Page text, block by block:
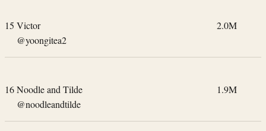
15 Victor
@yoongitea2
2.0M
16Noodle and Tilde
@noodleandtilde
1.9M